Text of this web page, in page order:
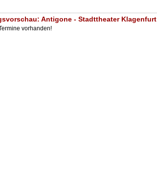
Antigone - Stadttheater Klagenfurt
vorhanden!